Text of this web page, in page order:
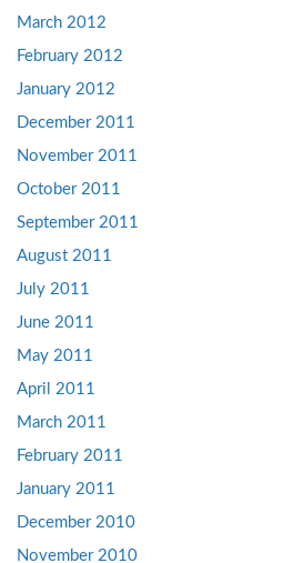
March 2012
February 2012
January 2012
December 2011
November 2011
October 2011
September 2011
August 2011
July 2011
June 2011
May 2011
April 2011
March 2011
February 2011
January 2011
December 2010
November 2010